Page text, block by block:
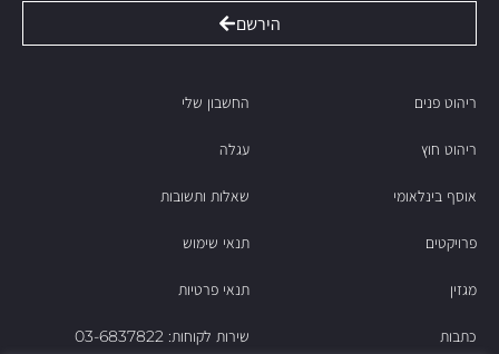
הירשם
ריהוט פנים
ריהוט חוץ
אוסף בינלאומי
פרויקטים
מגזין
כתבות
החשבון שלי
עגלה
שאלות ותשובות
תנאי שימוש
תנאי פרטיות
שירות לקוחות: 03-6837822